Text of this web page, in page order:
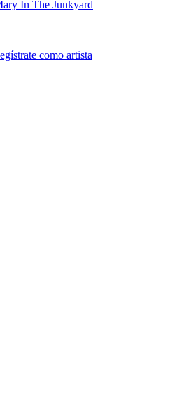
In The Junkyard
como artista